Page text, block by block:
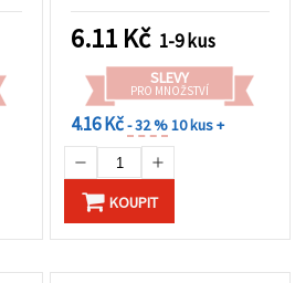
6.11 Kč 1-9 kus
SLEVY
PRO MNOŽSTVÍ
4.16 Kč- 32 %10 kus +
KOUPIT